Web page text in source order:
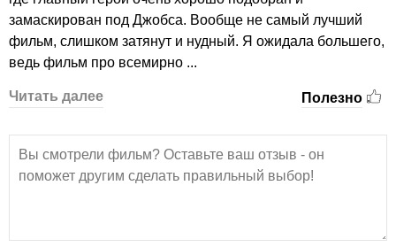
замаскирован под Джобса. Вообще не самый лучший
фильм, слишком затянут и нудный. Я ожидала большего,
ведь фильм про всемирно ...
Читать далее Полезно